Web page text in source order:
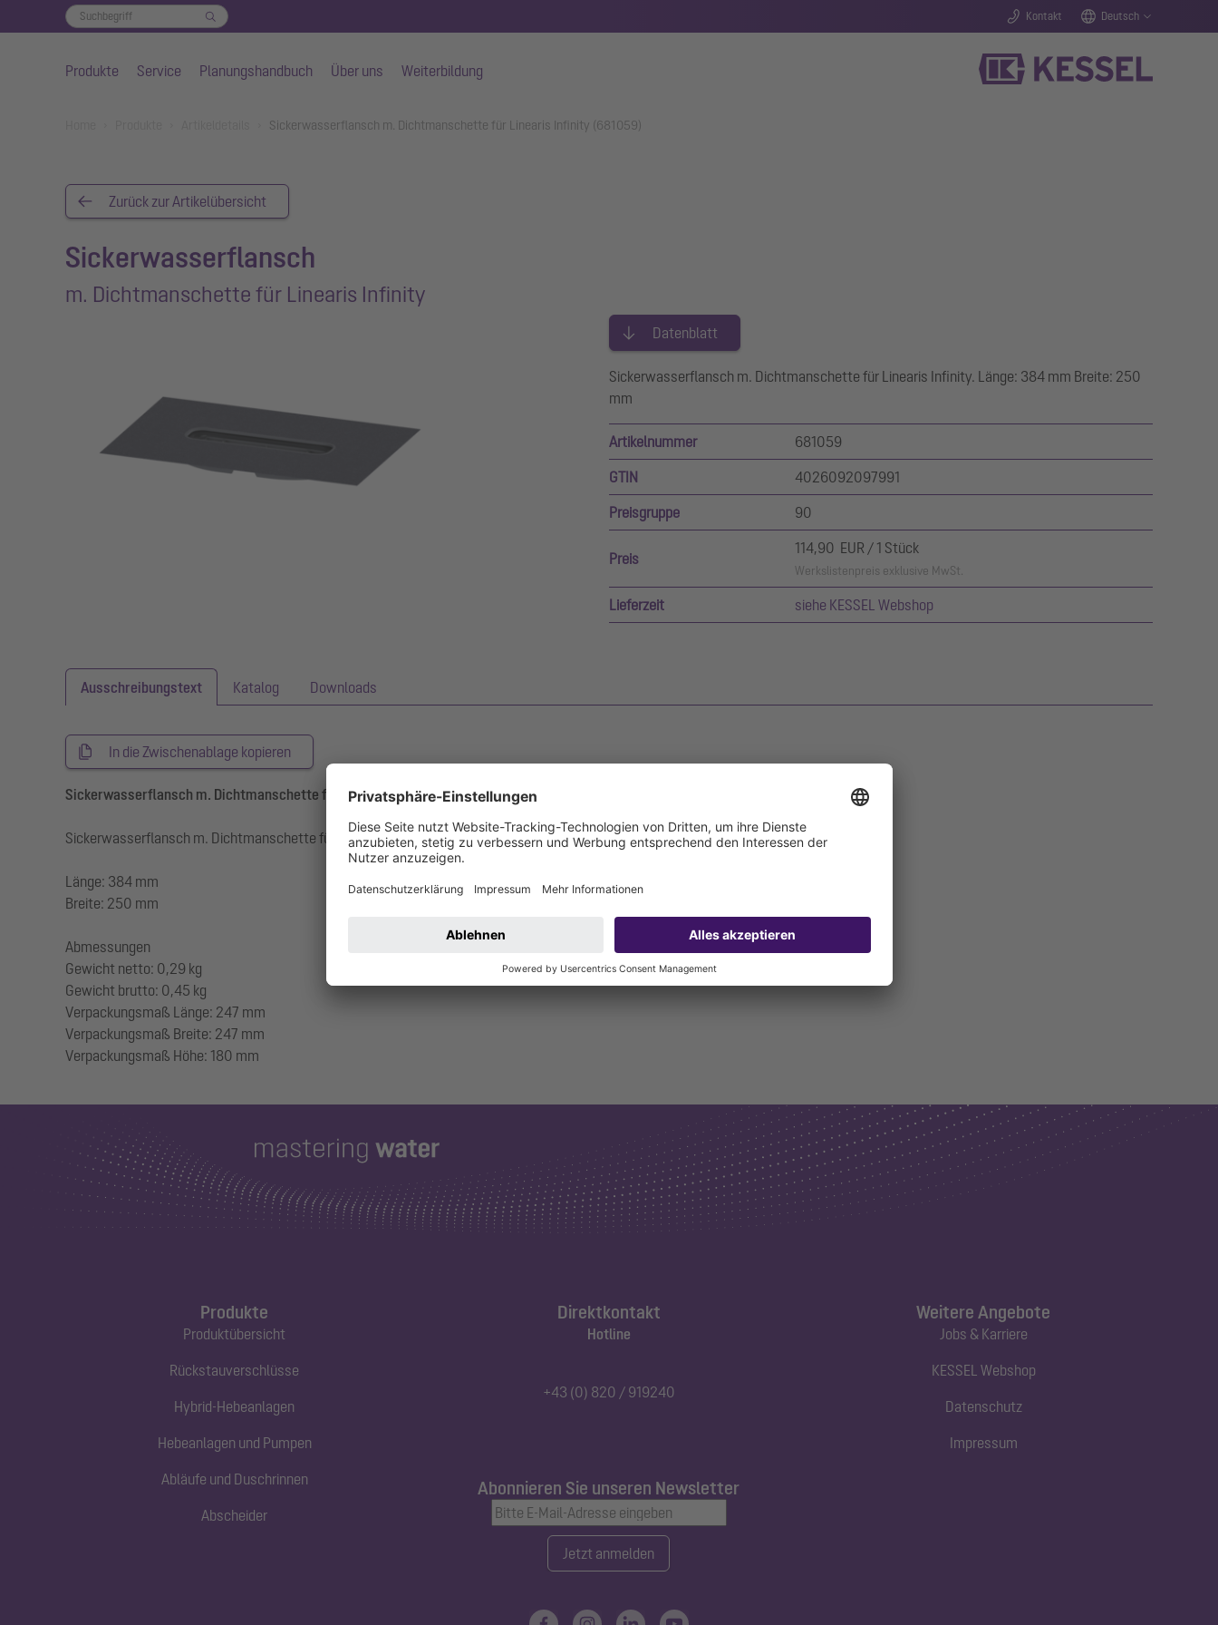
Kontakt Deutsch
Produkte Service Planungshandbuch Über uns Weiterbildung
Sickerwasserflansch m. Dichtmanschette für Linearis Infinity (681059)
Zurück zur Artikelübersicht
Sickerwasserflansch
m. Dichtmanschette für Linearis Infinity
Datenblatt
Sickerwasserflansch m. Dichtmanschette für Linearis Infinity. Länge: 384 mm Breite: 250
mm
Artikelnummer 681059
GTIN 4026092097991
Preisgruppe 90
Preis
114,90 EUR / 1 Stück
Werkslistenpreis exklusive MwSt.
Lieferzeit siehe KESSEL Webshop
Ausschreibungstext Katalog Downloads
In die Zwischenablage kopieren
Sickerwasserflansch m. Dichtmanschette für Linearis Infinity
Sickerwasserflansch m. Dichtmanschette für Linearis Infinity.
Länge: 384 mm
Breite: 250 mm
Abmessungen
Gewicht netto: 0,29 kg
Gewicht brutto: 0,45 kg
Verpackungsmaß Länge: 247 mm
Verpackungsmaß Breite: 247 mm
Produkte
Produktübersicht
Rückstauverschlüsse
Hybrid-Hebeanlagen
Hebeanlagen und Pumpen
Abläufe und Duschrinnen
Abscheider
Direktkontakt
Hotline
+43 (0) 820 / 919240
Abonnieren Sie unseren Newsletter
Jetzt anmelden
Weitere Angebote
Jobs & Karriere
KESSEL Webshop
Datenschutz
Impressum